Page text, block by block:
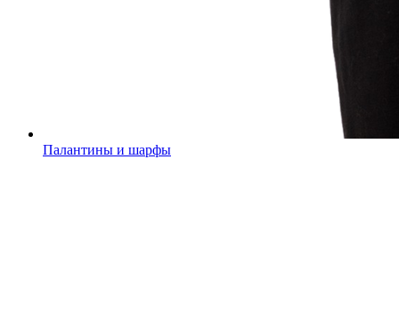
Палантины и шарфы